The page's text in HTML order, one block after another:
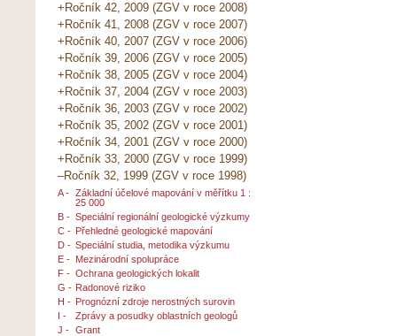
+Ročník 42, 2009 (ZGV v roce 2008)
+Ročník 41, 2008 (ZGV v roce 2007)
+Ročník 40, 2007 (ZGV v roce 2006)
+Ročník 39, 2006 (ZGV v roce 2005)
+Ročník 38, 2005 (ZGV v roce 2004)
+Ročník 37, 2004 (ZGV v roce 2003)
+Ročník 36, 2003 (ZGV v roce 2002)
+Ročník 35, 2002 (ZGV v roce 2001)
+Ročník 34, 2001 (ZGV v roce 2000)
+Ročník 33, 2000 (ZGV v roce 1999)
–Ročník 32, 1999 (ZGV v roce 1998)
A - Základní účelové mapování v měřítku 1 :
25 000
B - Speciální regionální geologické výzkumy
C - Přehledné geologické mapování
D - Speciální studia, metodika výzkumu
E - Mezinárodní spolupráce
F - Ochrana geologických lokalit
G - Radonové riziko
H - Prognózní zdroje nerostných surovin
I -
Zprávy a posudky oblastních geologů
J - Grant